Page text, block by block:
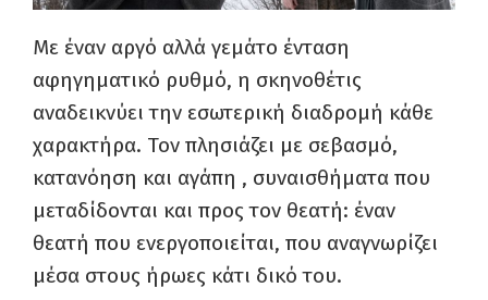
Με έναν αργό αλλά γεμάτο ένταση
αφηγηματικό ρυθμό, η σκηνοθέτις
αναδεικνύει την εσωτερική διαδρομή κάθε
χαρακτήρα. Τον πλησιάζει με σεβασμό,
κατανόηση και αγάπη , συναισθήματα που
μεταδίδονται και προς τον θεατή: έναν
θεατή που ενεργοποιείται, που αναγνωρίζει
μέσα στους ήρωες κάτι δικό του.